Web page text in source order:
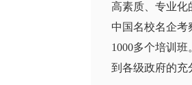
高素质、专业化
中国名校名企考
1000多个培训
到各级政府的充